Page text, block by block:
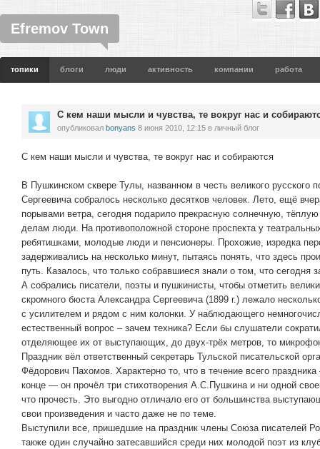
Efremov Town
топики блоги люди активность компании работа
С кем наши мысли и чувства, те вокруг нас и
опубликовал bonyans 8 июня 2010, 12:15 в личный блог
С кем наши мысли и чувства, те вокруг нас и собираются
В Пушкинском сквере Тулы, названном в честь великого русского
Сергеевича собралось несколько десятков человек. Лето, ещё
порывами ветра, сегодня подарило прекрасную солнечную,
делам люди. На противоположной стороне проспекта у
ребятишками, молодые люди и пенсионеры. Прохожие, изредка
задерживались на несколько минут, пытаясь понять, что здесь
путь. Казалось, что только собравшиеся знали о том, что сегодня
А собрались писатели, поэты и пушкинисты, чтобы отметить
скромного бюста Александра Сергеевича (1899 г.) лежало
с усилителем и рядом с ним колонки. У наблюдающего
естественный вопрос – зачем техника? Если бы слушатели
отделяющее их от выступающих, до двух-трёх метров, то
Праздник вёл ответственный секретарь Тульской писательской
Фёдорович Пахомов. Характерно то, что в течение всего
конце — он прочёл три стихотворения А.С.Пушкина и ни одной
что прочесть. Это выгодно отличало его от большинства
свои произведения и часто даже не по теме.
Выступили все, пришедшие на праздник члены Союза писателей
также один случайно затесавшийся среди них молодой поэт из